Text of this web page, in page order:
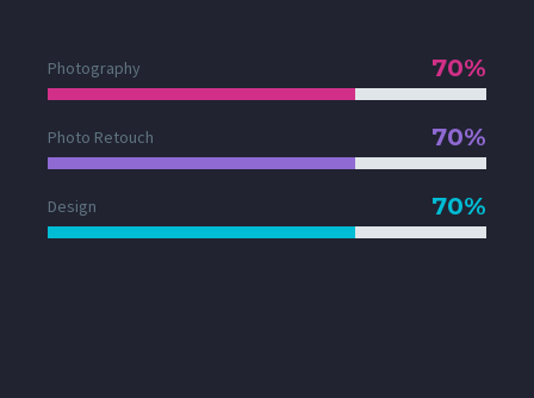
Photography 70%
Photo Retouch 70%
Design 70%